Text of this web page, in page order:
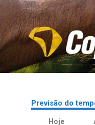
Previsão do
Hoje